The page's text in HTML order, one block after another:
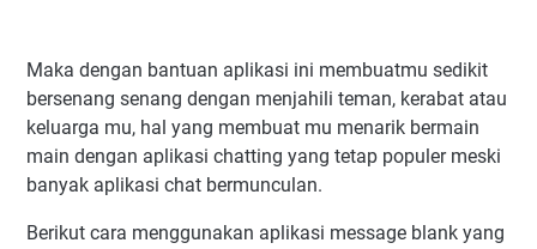
Maka dengan bantuan aplikasi ini membuatmu sedikit
bersenang senang dengan menjahili teman, kerabat atau
keluarga mu, hal yang membuat mu menarik bermain
main dengan aplikasi chatting yang tetap populer meski
banyak aplikasi chat bermunculan.
Berikut cara menggunakan aplikasi message blank yang